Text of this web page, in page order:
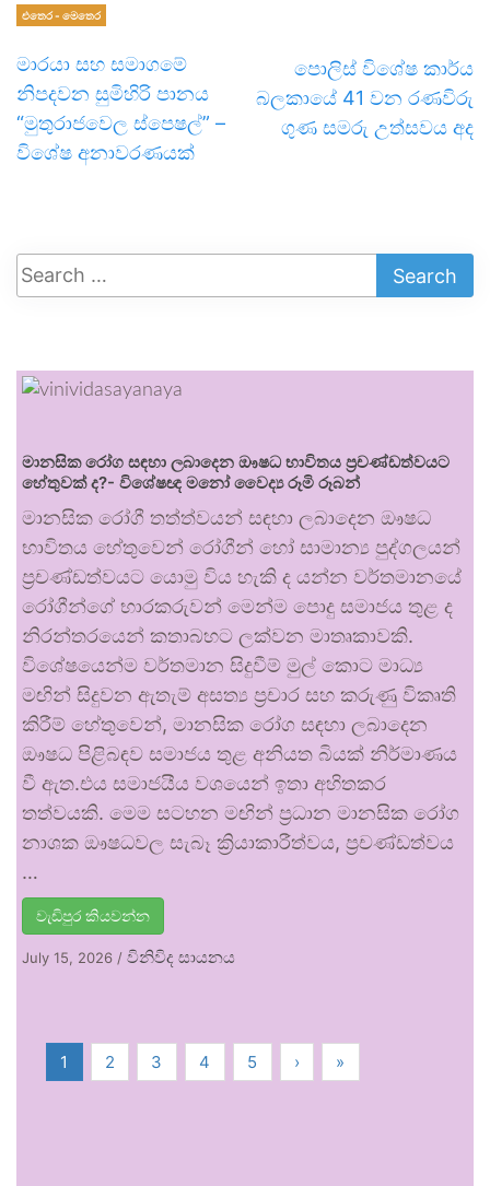
එතෙර - මෙතෙර
මාරයා සහ සමාගමේ
නිපදවන සුමිහිරි පානය
“මුතුරාජවෙල ස්පෙෂල්” –
විශේෂ අනාවරණයක්
පොලිස් විශේෂ කාර්ය
බලකායේ 41 වන රණවිරු
ගුණ සමරු උත්සවය අද
මානසික රෝග සඳහා ලබාදෙන ඖෂධ භාවිතය ප්‍රචණ්ඩත්වයට
හේතුවක් ද?- විශේෂඥ මනෝ වෛද්‍ය රූමි රූබන්
මානසික රෝගී තත්ත්වයන් සඳහා ලබාදෙන ඖෂධ
භාවිතය හේතුවෙන් රෝගීන් හෝ සාමාන්‍ය පුද්ගලයන්
ප්‍රචණ්ඩත්වයට යොමු විය හැකි ද යන්න වර්තමානයේ
රෝගීන්ගේ භාරකරුවන් මෙන්ම පොදු සමාජය තුළ ද
නිරන්තරයෙන් කතාබහට ලක්වන මාතෘකාවකි.
විශේෂයෙන්ම වර්තමාන සිදුවීම් මුල් කොට මාධ්‍ය
මඟින් සිදුවන ඇතැම් අසත්‍ය ප්‍රචාර සහ කරුණු විකෘති
කිරීම් හේතුවෙන්, මානසික රෝග සඳහා ලබාදෙන
ඖෂධ පිළිබඳව සමාජය තුළ අනියත බියක් නිර්මාණය
වී ඇත.එය සමාජයීය වශයෙන් ඉතා අහිතකර
තත්වයකි. මෙම සටහන මඟින් ප්‍රධාන මානසික රෝග
නාශක ඖෂධවල සැබෑ ක්‍රියාකාරීත්වය, ප්‍රචණ්ඩත්වය
…
වැඩිපුර කියවන්න
July 15, 2026 / විනිවිද සායනය
1 2 3 4 5 › »